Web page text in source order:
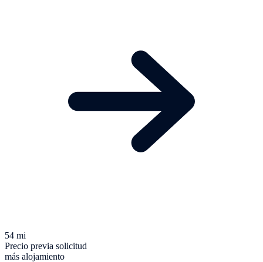
54 mi
Precio previa solicitud
más alojamiento